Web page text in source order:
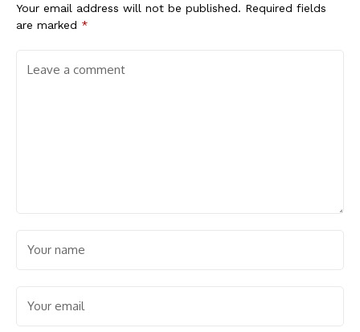
Your email address will not be published. Required fields
are marked *